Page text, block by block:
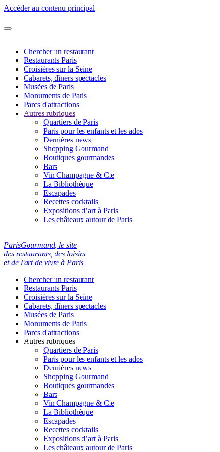
Accéder au contenu principal
Chercher un restaurant
Restaurants Paris
Croisières sur la Seine
Cabarets, dîners spectacles
Musées de Paris
Monuments de Paris
Parcs d'attractions
Autres rubriques
Quartiers de Paris
Paris pour les enfants et les ados
Dernières news
Shopping Gourmand
Boutiques gourmandes
Bars
Vin Champagne & Cie
La Bibliothèque
Escapades
Recettes cocktails
Expositions d’art à Paris
Les châteaux autour de Paris
ParisGourmand, le site
des restaurants, des loisirs
et de l'art de vivre à Paris
Chercher un restaurant
Restaurants Paris
Croisières sur la Seine
Cabarets, dîners spectacles
Musées de Paris
Monuments de Paris
Parcs d'attractions
Autres rubriques
Quartiers de Paris
Paris pour les enfants et les ados
Dernières news
Shopping Gourmand
Boutiques gourmandes
Bars
Vin Champagne & Cie
La Bibliothèque
Escapades
Recettes cocktails
Expositions d’art à Paris
Les châteaux autour de Paris